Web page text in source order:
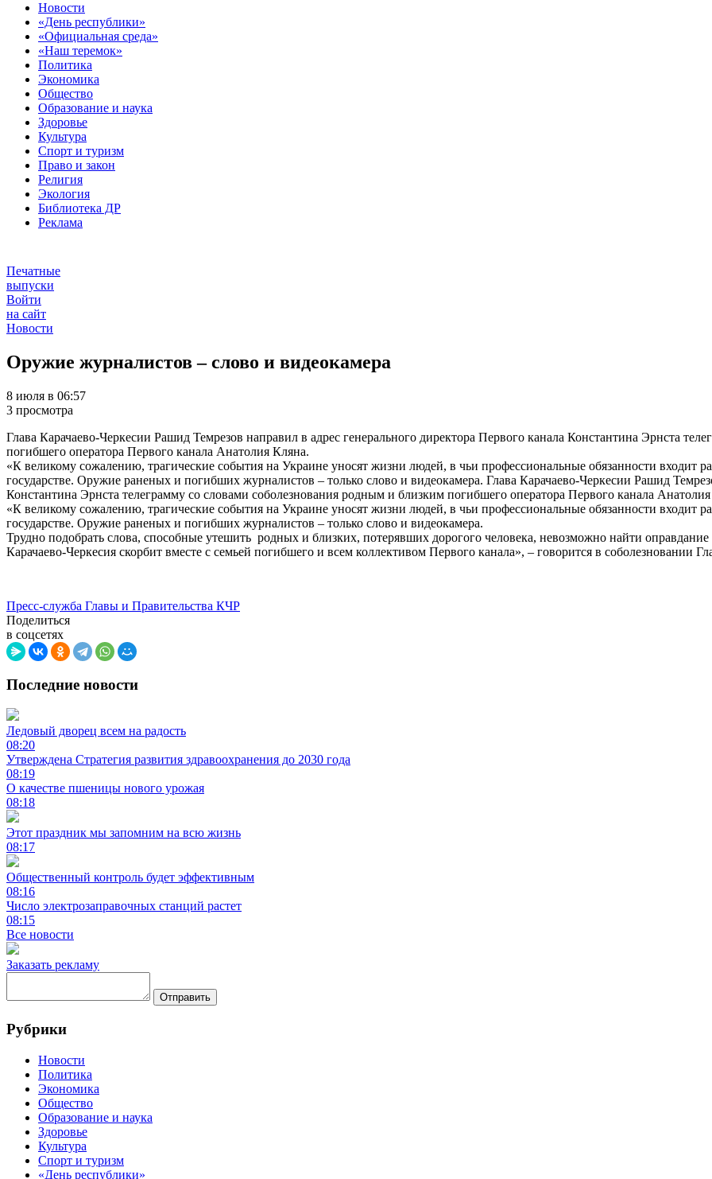
Новости
«День республики»
«Официальная среда»
«Наш теремок»
Политика
Экономика
Общество
Образование и наука
Здоровье
Культура
Спорт и туризм
Право и закон
Религия
Экология
Библиотека ДР
Реклама
Печатные
выпуски
Войти
на сайт
Новости
Оружие журналистов – слово и видеокамера
8 июля в 06:57
3 просмотра
Глава Карачаево-Черкесии Рашид Темрезов направил в адрес генерального директора Первого канала Константина Эрнста
погибшего оператора Первого канала Анатолия Кляна.
«К великому сожалению, трагические события на Украине уносят жизни людей, в чьи профессиональные обязанности входит
государстве. Оружие раненых и погибших журналистов – только слово и видеокамера. Глава Карачаево-Черкесии Рашид
Константина Эрнста телеграмму со словами соболезнования родным и близким погибшего оператора Первого канала
«К великому сожалению, трагические события на Украине уносят жизни людей, в чьи профессиональные обязанности входит
государстве. Оружие раненых и погибших журналистов – только слово и видеокамера.
Трудно подобрать слова, способные утешить родных и близких, потерявших дорогого человека, невозможно найти
Карачаево-Черкесия скорбит вместе с семьей погибшего и всем коллективом Первого канала», – говорится в соболезновании
Пресс-служба Главы и Правительства КЧР
Поделиться
в соцсетях
Последние новости
Ледовый дворец всем на радость
08:20
Утверждена Стратегия развития здравоохранения до 2030 года
08:19
О качестве пшеницы нового урожая
08:18
Этот праздник мы запомним на всю жизнь
08:17
Общественный контроль будет эффективным
08:16
Число электрозаправочных станций растет
08:15
Все новости
Заказать рекламу
Отправить
Рубрики
Новости
Политика
Экономика
Общество
Образование и наука
Здоровье
Культура
Спорт и туризм
«День республики»